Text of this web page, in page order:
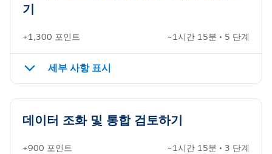
기
+1,300 포인트 ~1시간 15분 • 5 단계
세부 사항 표시
데이터 조화 및 통합 검토하기
+900 포인트 ~1시간 15분 • 3 단계